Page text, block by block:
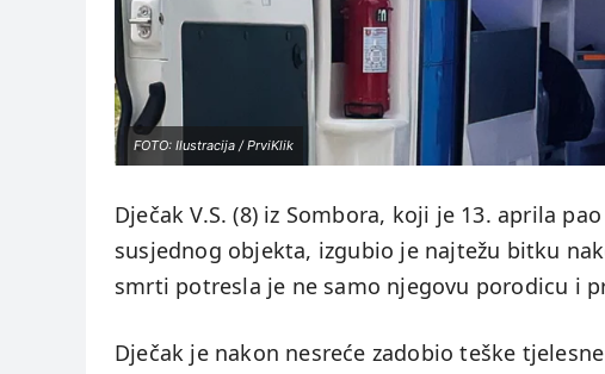
FOTO: Ilustracija / PrviKlik
Dječak V.S. (8) iz Sombora, koji je 13. aprila
susjednog objekta, izgubio je najtežu bitku
smrti potresla je ne samo njegovu porodicu i
Dječak je nakon nesreće zadobio teške